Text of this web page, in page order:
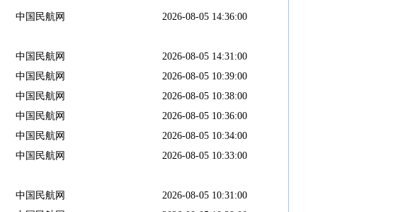
中国民航网 2026-08-05 14:36:00
中国民航网
2026-08-05 14:31:00
中国民航网
2026-08-05 10:39:00
中国民航网
2026-08-05 10:38:00
中国民航网
2026-08-05 10:36:00
中国民航网
2026-08-05 10:34:00
中国民航网 2026-08-05 10:33:00
中国民航网
2026-08-05 10:31:00